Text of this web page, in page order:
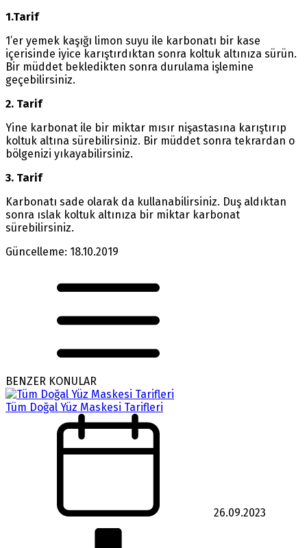
1.Tarif
1’er yemek kaşığı limon suyu ile karbonatı bir kase
içerisinde iyice karıştırdıktan sonra koltuk altınıza sürün.
Bir müddet bekledikten sonra durulama işlemine
geçebilirsiniz.
2. Tarif
Yine karbonat ile bir miktar mısır nişastasına karıştırıp
koltuk altına sürebilirsiniz. Bir müddet sonra tekrardan o
bölgenizi yıkayabilirsiniz.
3. Tarif
Karbonatı sade olarak da kullanabilirsiniz. Duş aldıktan
sonra ıslak koltuk altınıza bir miktar karbonat
sürebilirsiniz.
Güncelleme: 18.10.2019
BENZER KONULAR
Tüm Doğal Yüz Maskesi Tarifleri
26.09.2023